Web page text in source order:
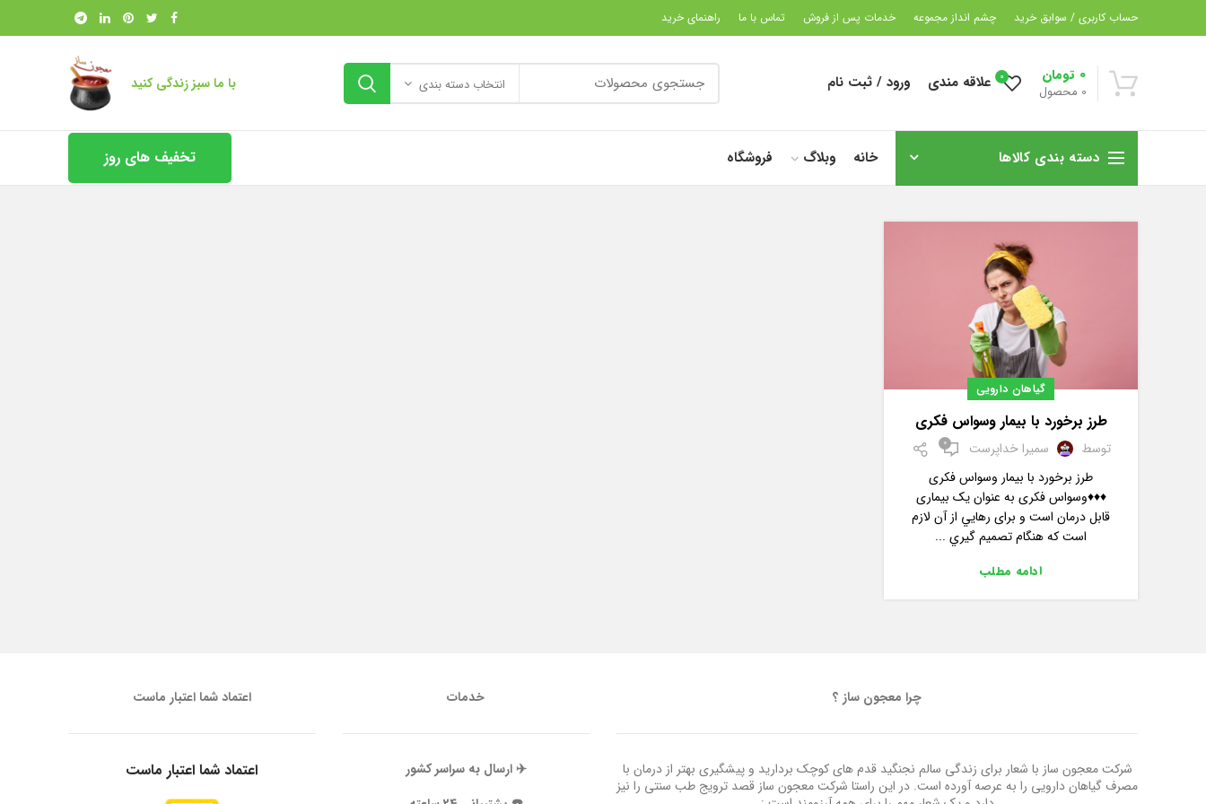
حساب کاربری / سوابق خرید چشم انداز مجموعه خدمات پس از فروش تماس با ما راهنمای خرید
0 محصول
0 تومان 0 علاقه مندی ورود / ثبت نام انتخاب دسته بندی با ما سبز زندگی کنید
دسته بندی کالاها خانه وبلاگ فروشگاه تخفیف های روز
گیاهان دارویی
طرز برخورد با بیمار وسواس فکری
توسط سمیرا خداپرست 0
طرز برخورد با بیمار وسواس فکری
♦️♦️♦️وسواس فکری به عنوان یک بیماری
قابل درمان است و برای رهايي از آن لازم
است که هنگام تصميم گيري ...
ادامه مطلب
چرا معجون ساز ؟
شرکت معجون ساز با شعار برای زندگی سالم نجنگید قدم های کوچک بردارید و پیشگیری بهتر از درمان با
مصرف گیاهان دارویی را به عرصه آورده است. در این راستا شرکت معجون ساز قصد ترویج طب سنتی را نیز
خدمات
✈️ ارسال به سراسر کشور
اعتماد شما اعتبار ماست
اعتماد شما اعتبار ماست